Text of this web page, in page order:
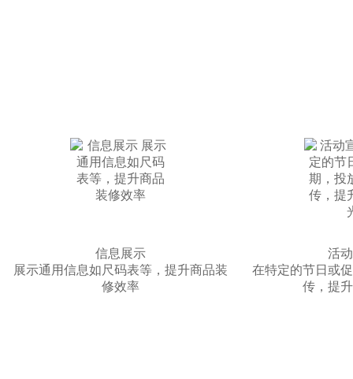
信息展示
展示通用信息如尺码表等，提升商品装
修效率
活
在特定的节日或
传，提